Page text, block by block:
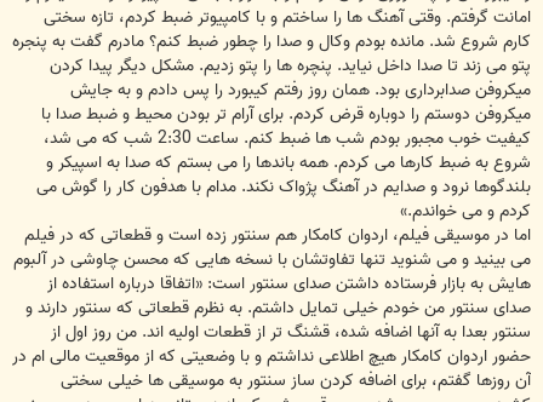
امانت گرفتم. وقتی آهنگ ها را ساختم و با کامپیوتر ضبط کردم، تازه سختی
کارم شروع شد. مانده بودم وکال و صدا را چطور ضبط کنم؟ مادرم گفت به پنجره
پتو می زند تا صدا داخل نیاید. پنچره ها را پتو زدیم. مشکل دیگر پیدا کردن
میکروفن صدابرداری بود. همان روز رفتم کیبورد را پس دادم و به جایش
میکروفن دوستم را دوباره قرض کردم. برای آرام تر بودن محیط و ضبط صدا با
کیفیت خوب مجبور بودم شب ها ضبط کنم. ساعت 2:30 شب که می شد،
شروع به ضبط کارها می کردم. همه باندها را می بستم که صدا به اسپیکر و
بلندگوها نرود و صدایم در آهنگ پژواک نکند. مدام با هدفون کار را گوش می
کردم و می خواندم.»
اما در موسیقی فیلم، اردوان کامکار هم سنتور زده است و قطعاتی که در فیلم
می بینید و می شنوید تنها تفاوتشان با نسخه هایی که محسن چاوشی در آلبوم
هایش به بازار فرستاده داشتن صدای سنتور است: «اتفاقا درباره استفاده از
صدای سنتور من خودم خیلی تمایل داشتم. به نظرم قطعاتی که سنتور دارند و
سنتور بعدا به آنها اضافه شده، قشنگ تر از قطعات اولیه اند. من روز اول از
حضور اردوان کامکار هیچ اطلاعی نداشتم و با وضعیتی که از موقعیت مالی ام در
آن روزها گفتم، برای اضافه کردن ساز سنتور به موسیقی ها خیلی سختی